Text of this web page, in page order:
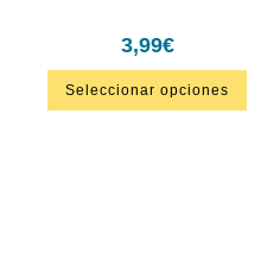
3,99€
Seleccionar opciones